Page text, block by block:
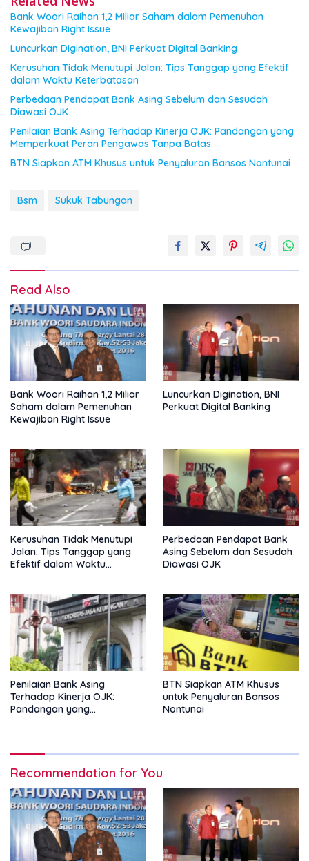
Bank Woori Raihan 1,2 Miliar Saham dalam Pemenuhan
Kewajiban Right Issue
Luncurkan Digination, BNI Perkuat Digital Banking
Kerusuhan Tidak Menutupi Jalan: Tips Tanggap yang Efektif
dalam Waktu Keterbatasan
Perbedaan Pendapat Bank Asing Sebelum dan Sesudah
Diawasi OJK
Penilaian Bank Asing Terhadap Kinerja OJK: Pandangan yang
Memperkuat Peran Pengawas Tanpa Batas
BTN Siapkan ATM Khusus untuk Penyaluran Bansos Nontunai
Bsm Sukuk Tabungan
Read Also
Bank Woori Raihan 1,2 Miliar
Saham dalam Pemenuhan
Kewajiban Right Issue
Luncurkan Digination, BNI
Perkuat Digital Banking
Kerusuhan Tidak Menutupi
Jalan: Tips Tanggap yang
Efektif dalam Waktu
Perbedaan Pendapat Bank
Asing Sebelum dan Sesudah
Diawasi OJK
Penilaian Bank Asing
Terhadap Kinerja OJK:
Pandangan yang
BTN Siapkan ATM Khusus
untuk Penyaluran Bansos
Nontunai
Recommendation for You